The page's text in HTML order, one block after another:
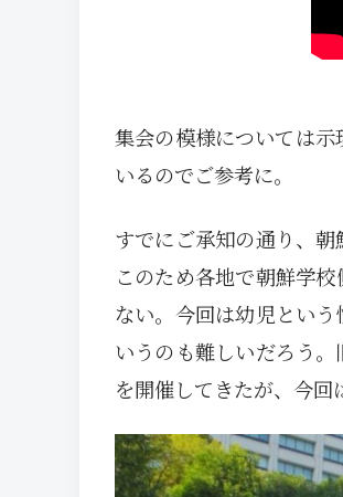
集会の模様については
いるのでご参考に。
すでにご承知の通り、
このため各地で朝鮮学
ない。今回は幼児とい
いうのも難しいだろう
を開催してきたが、今